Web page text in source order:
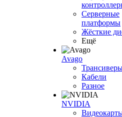
Серверные
платформы
Жёсткие
Ещё
Avago
Кабели
Разное
NVIDIA